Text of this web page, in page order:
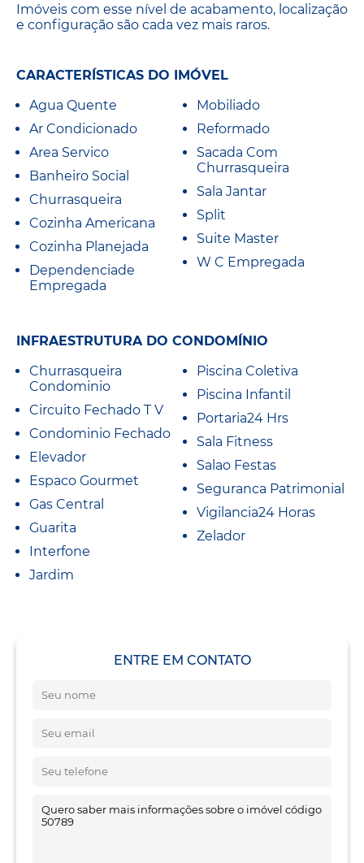
Imóveis com esse nível de acabamento, localização
e configuração são cada vez mais raros.
CARACTERÍSTICAS DO IMÓVEL
Agua Quente
Ar Condicionado
Area Servico
Banheiro Social
Churrasqueira
Cozinha Americana
Cozinha Planejada
Dependenciade
Empregada
Mobiliado
Reformado
Sacada Com
Churrasqueira
Sala Jantar
Split
Suite Master
W C Empregada
INFRAESTRUTURA DO CONDOMÍNIO
Churrasqueira
Condominio
Circuito Fechado T V
Condominio Fechado
Elevador
Espaco Gourmet
Gas Central
Guarita
Interfone
Jardim
Piscina Coletiva
Piscina Infantil
Portaria24 Hrs
Sala Fitness
Salao Festas
Seguranca Patrimonial
Vigilancia24 Horas
Zelador
ENTRE EM CONTATO